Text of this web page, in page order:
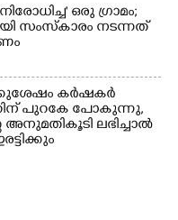
ഒരു ഗ്രാമം;
സംസ്കാരം നടന്നത്
കർഷകർ
പുറകേ പോകുന്നു,
അനുമതികൂടി ലഭിച്ചാൽ